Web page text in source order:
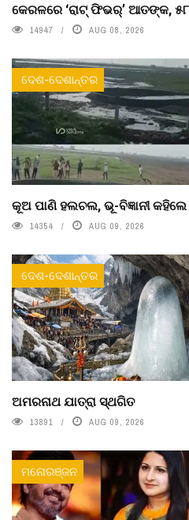
କେରଳରେ ‘ରାଟ୍ ଫିଭର୍’ ଆତଙ୍କ,
14947 AUG 08, 2026
ଦେଶ-ଦେଶାନ୍ତର
କୂଅ ପାଣି ହଲଚଲ, ଭୂ-ବିଜ୍ଞାନୀ
14354 AUG 09, 2026
ଦେଶ-ଦେଶାନ୍ତର
ଅମରନାଥ ଯାତ୍ରା ସ୍ଥଗିତ
13891 AUG 09, 2026
ମନୋରଞ୍ଜନ